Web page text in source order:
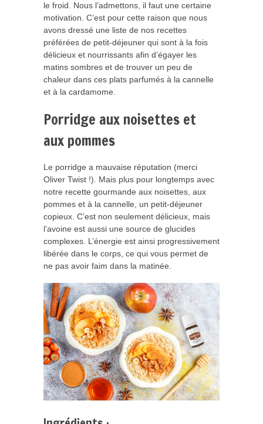
le froid. Nous l’admettons, il faut une certaine
motivation. C’est pour cette raison que nous
avons dressé une liste de nos recettes
préférées de petit-déjeuner qui sont à la fois
délicieux et nourrissants afin d’égayer les
matins sombres et de trouver un peu de
chaleur dans ces plats parfumés à la cannelle
et à la cardamome.
Porridge aux noisettes et
aux pommes
Le porridge a mauvaise réputation (merci
Oliver Twist !). Mais plus pour longtemps avec
notre recette gourmande aux noisettes, aux
pommes et à la cannelle, un petit-déjeuner
copieux. C’est non seulement délicieux, mais
l’avoine est aussi une source de glucides
complexes. L’énergie est ainsi progressivement
libérée dans le corps, ce qui vous permet de
ne pas avoir faim dans la matinée.